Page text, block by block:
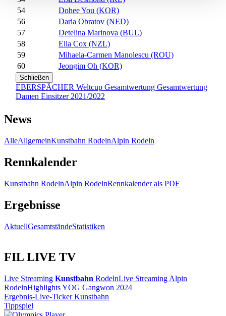
54
Dohee You (KOR)
56
Daria Obratov (NED)
57
Detelina Marinova (BUL)
58
Ella Cox (NZL)
59
Mihaela-Carmen Manolescu (ROU)
60
Jeongim Oh (KOR)
Schließen
EBERSPÄCHER Weltcup Gesamtwertung Gesamtwertung
Damen Einsitzer 2021/2022
News
AlleAllgemeinKunstbahn RodelnAlpin Rodeln
Rennkalender
Kunstbahn RodelnAlpin RodelnRennkalender als PDF
Ergebnisse
AktuellGesamtständeStatistiken
FIL LIVE TV
Live Streaming Kunstbahn RodelnLive Streaming Alpin
RodelnHighlights YOG Gangwon 2024
Ergebnis-Live-Ticker Kunstbahn
Tippspiel